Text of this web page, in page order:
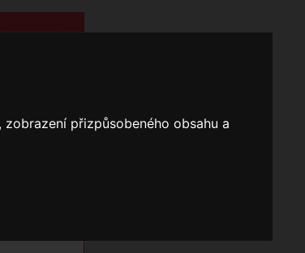
přizpůsobeného obsahu a